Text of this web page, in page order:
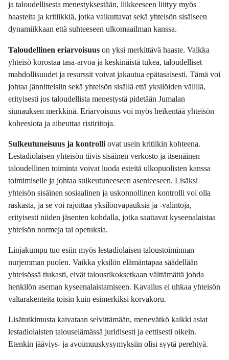
ja taloudellisesta menestyksestään, liikkeeseen liittyy myös
haasteita ja kritiikkiä, jotka vaikuttavat sekä yhteisön sisäiseen
dynamiikkaan että suhteeseen ulkomaailman kanssa.
Taloudellinen eriarvoisuus on yksi merkittävä haaste. Vaikka
yhteisö korostaa tasa-arvoa ja keskinäistä tukea, taloudelliset
mahdollisuudet ja resurssit voivat jakautua epätasaisesti. Tämä voi
johtaa jännitteisiin sekä yhteisön sisällä että yksilöiden välillä,
erityisesti jos taloudellista menestystä pidetään Jumalan
siunauksen merkkinä. Eriarvoisuus voi myös heikentää yhteisön
koheesiota ja aiheuttaa ristiriitoja.
Sulkeutuneisuus ja kontrolli ovat usein kritiikin kohteena.
Lestadiolaisen yhteisön tiivis sisäinen verkosto ja itsenäinen
taloudellinen toiminta voivat luoda esteitä ulkopuolisten kanssa
toimimiselle ja johtaa sulkeutuneeseen asenteeseen. Lisäksi
yhteisön sisäinen sosiaalinen ja uskonnollinen kontrolli voi olla
raskasta, ja se voi rajoittaa yksilönvapauksia ja -valintoja,
erityisesti niiden jäsenten kohdalla, jotka saattavat kyseenalaistaa
yhteisön normeja tai opetuksia.
Linjakumpu tuo esiin myös lestadiolaisen taloustoiminnan
nurjemman puolen. Vaikka yksilön elämäntapaa säädellään
yhteisössä tiukasti, eivät talousrikoksetkaan välttämättä johda
henkilön aseman kyseenalaistamiseen. Kavallus ei uhkaa yhteisön
valtarakenteita toisin kuin esimerkiksi korvakoru.
Lisätutkimusta kaivataan selvittämään, menevätkö kaikki asiat
lestadiolaisten talouselämässä juridisesti ja eettisesti oikein.
Etenkin jääviys- ja avoimuuskysymyksiin olisi syytä perehtyä.